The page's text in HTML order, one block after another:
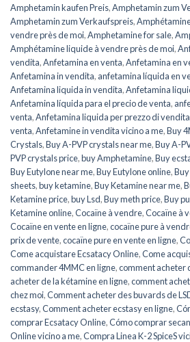
Amphetamin kaufen Preis,Amphetamin zum
Amphetamin zum Verkaufspreis,
vendre près de moi,Amphetamine for sale,
Amphétamine liquide à vendre près de moi,
vendita,Anfetamina en venta,Anfetamina en
Anfetamina in vendita, anfetamina líquida en
Anfetamina liquida in vendita,Anfetamina
Anfetamina líquida para el precio de venta,
venta,Anfetamina liquida per prezzo di vendita
venta,Anfetamine in vendita vicino a me,Buy
Crystals,Buy A-PVP crystals near me,Buy A-
PVP crystals price,buy Amphetamine,Buy
Buy Eutylone near me,Buy Eutylone online,
sheets,buy ketamine,Buy Ketamine near me,
Ketamine price,buy Lsd,Buy meth price,Buy
Ketamine online,Cocaïne à vendre,Cocaïne à
Cocaïne en vente en ligne,cocaïne pure à
prix de vente,cocaïne pure en vente en ligne,
Come acquistare Ecsatacy Online,Come
commander 4MMC en ligne,comment acheter
acheter de la kétamine en ligne,comment
chez moi,Comment acheter des buvards de
ecstasy,Comment acheter ecstasy en ligne,
comprar Ecsatacy Online,Cómo comprar
Online vicino a me,Compra Linea K-2 SpiceS